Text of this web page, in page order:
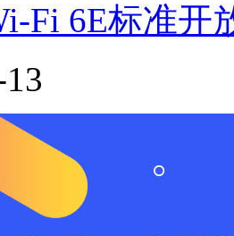
Fi 6E标准开